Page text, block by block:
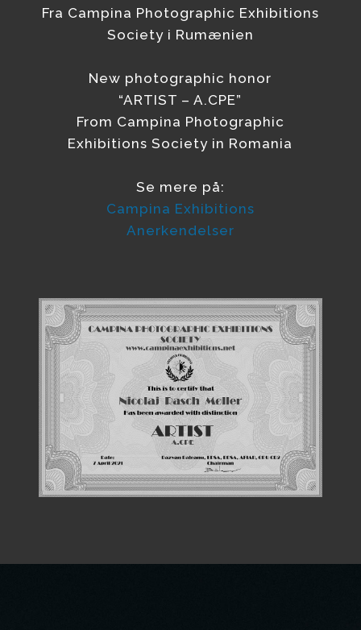
Fra Campina Photographic Exhibitions
Society i Rumænien
New photographic honor
“ARTIST – A.CPE”
From Campina Photographic
Exhibitions Society in Romania
Se mere på:
Campina Exhibitions
Anerkendelser